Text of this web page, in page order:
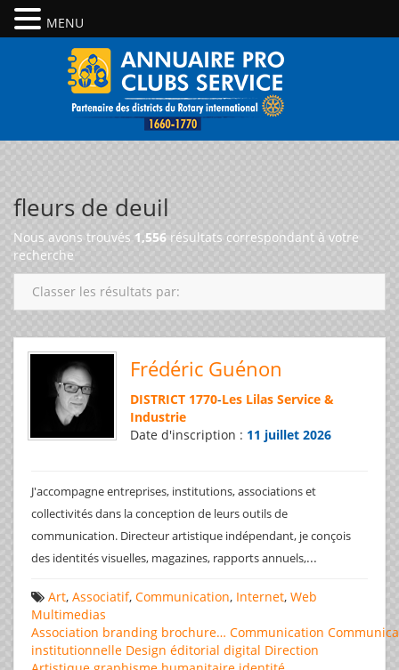
fleurs de deuil
Nous avons trouvés 1,556 résultats correspondant à votre
recherche
Classer les résultats par:
Frédéric Guénon
DISTRICT 1770-Les Lilas Service &
Industrie
Date d'inscription : 11 juillet 2026
J'accompagne entreprises, institutions, associations et
collectivités dans la conception de leurs outils de
communication. Directeur artistique indépendant, je conçois
des identités visuelles, magazines, rapports annuels,...
Art, Associatif, Communication, Internet, Web
Multimedias
Association branding brochure… Communication
institutionnelle Design éditorial digital Direction
MENU